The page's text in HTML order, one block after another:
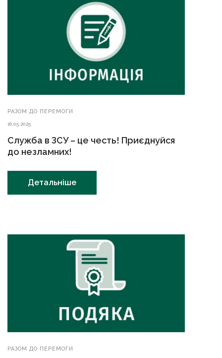
РАЗОМ ДО ПЕРЕМОГИ
16.05.2025
Служба в ЗСУ – це честь! Приєднуйся
до незламних!
Детальніше
РАЗОМ ДО ПЕРЕМОГИ